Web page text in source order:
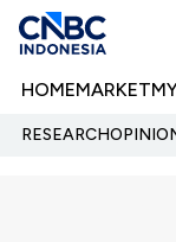
HOMEMARKET
RESEARCH